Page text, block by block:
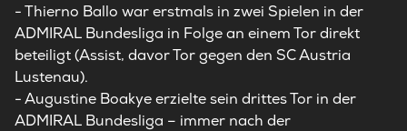
- Thierno Ballo war erstmals in zwei Spielen in der
ADMIRAL Bundesliga in Folge an einem Tor direkt
beteiligt (Assist, davor Tor gegen den SC Austria
Lustenau).
- Augustine Boakye erzielte sein drittes Tor in der
ADMIRAL Bundesliga – immer nach der